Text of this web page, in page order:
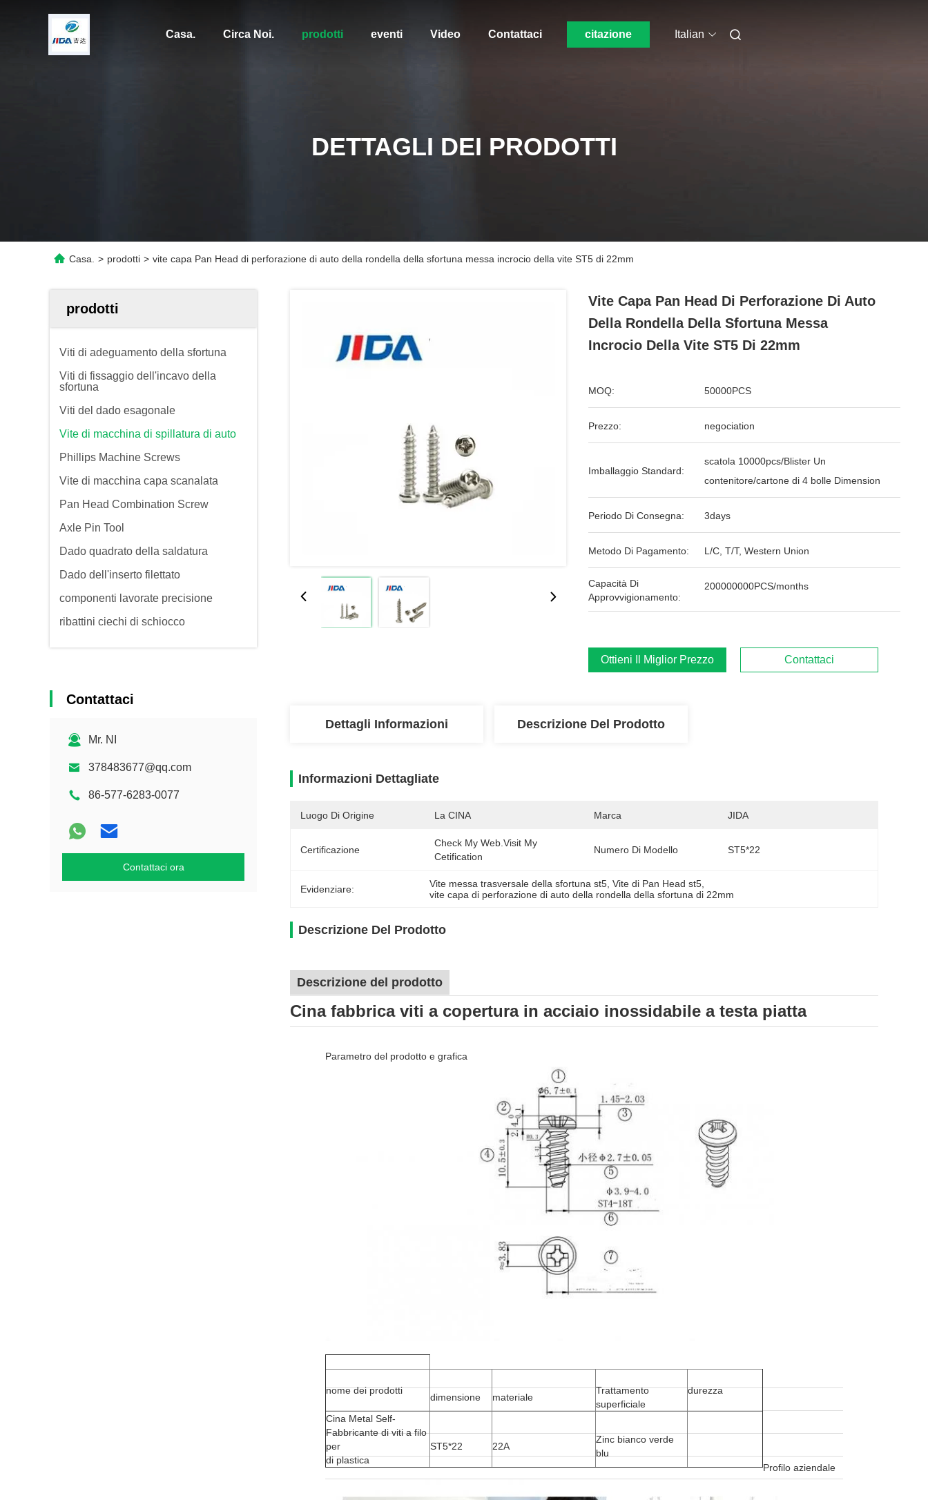
Casa. Circa Noi. prodotti eventi Video Contattaci citazione Italian
DETTAGLI DEI PRODOTTI
Casa. > prodotti > vite capa Pan Head di perforazione di auto della rondella della sfortuna messa incrocio della vite ST5 di 22mm
prodotti
Viti di adeguamento della sfortuna
Viti di fissaggio dell'incavo della
sfortuna
Viti del dado esagonale
Vite di macchina di spillatura di auto
Phillips Machine Screws
Vite di macchina capa scanalata
Pan Head Combination Screw
Axle Pin Tool
Dado quadrato della saldatura
Dado dell'inserto filettato
componenti lavorate precisione
ribattini ciechi di schiocco
Contattaci
Mr. NI
378483677@qq.com
86-577-6283-0077
Contattaci ora
Vite Capa Pan Head Di Perforazione Di Auto
Della Rondella Della Sfortuna Messa
Incrocio Della Vite ST5 Di 22mm
MOQ: 50000PCS
Prezzo: negociation
Imballaggio Standard:
scatola 10000pcs/Blister Un
contenitore/cartone di 4 bolle Dimension
Periodo Di Consegna: 3days
Metodo Di Pagamento: L/C, T/T, Western Union
Capacità Di
Approvvigionamento:
200000000PCS/months
Ottieni Il Miglior Prezzo Contattaci
Dettagli Informazioni Descrizione Del Prodotto
Informazioni Dettagliate
Luogo Di Origine La CINA Marca JIDA
Certificazione
Check My Web.visit My
Cetification
Numero Di Modello ST5*22
Evidenziare: Vite messa trasversale della sfortuna st5 , Vite di Pan Head st5
vite capa di perforazione di auto della rondella della sfortuna di 22mm
Descrizione Del Prodotto
Descrizione del prodotto
Cina fabbrica viti a copertura in acciaio inossidabile a testa piatta
Parametro del prodotto e grafica
nome dei prodotti
dimensione materiale
Trattamento
superficiale
durezza
Cina Metal Self-
Fabbricante di viti a filo
per
di plastica
ST5*22 22A
Zinc bianco verde
blu
Profilo aziendale